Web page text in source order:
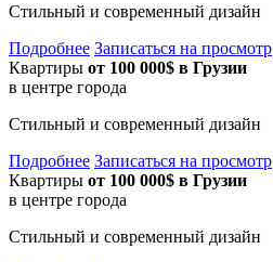
Стильный и современный дизайн
Подробнее Записаться на просмотр
Квартиры от 100 000$ в Грузии
в центре города
Стильный и современный дизайн
Подробнее Записаться на просмотр
Квартиры от 100 000$ в Грузии
в центре города
Стильный и современный дизайн